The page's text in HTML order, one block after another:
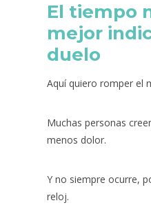
El tiempo
mejor
duelo
Aquí quiero romper el
Muchas personas
menos dolor.
Y no siempre ocurre,
reloj.